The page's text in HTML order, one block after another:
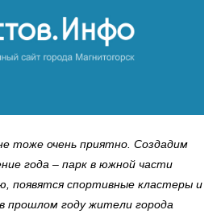
тоже очень приятно. Создадим
года – парк в южной части
появятся спортивные кластеры и
прошлом году жители города